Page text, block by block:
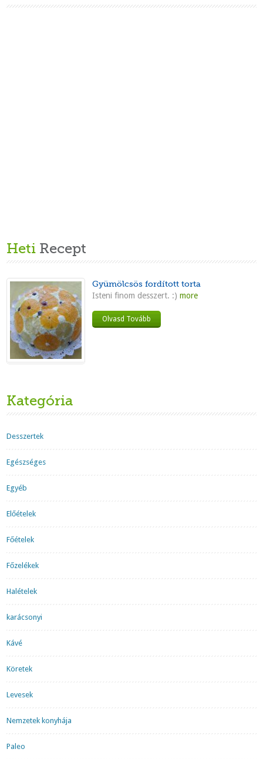
Heti Recept
Gyümölcsös fordított torta
Isteni finom desszert. :) more
Olvasd Tovább
Kategória
Desszertek
Egészséges
Egyéb
Előételek
Főételek
Főzelékek
Halételek
karácsonyi
Kávé
Köretek
Levesek
Nemzetek konyhája
Paleo